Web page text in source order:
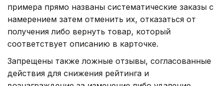
примера прямо названы систематические заказы с
намерением затем отменить их, отказаться от
получения либо вернуть товар, который
соответствует описанию в карточке.
Запрещены также ложные отзывы, согласованные
действия для снижения рейтинга и